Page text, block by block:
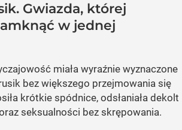
Gwiazda, której
w jednej
miała wyraźnie wyznaczone
bez większego przejmowania się
krótkie spódnice, odsłaniała dekolt
seksualności bez skrępowania.